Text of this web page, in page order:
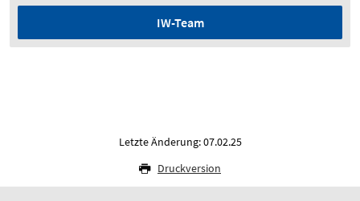
IW-Team
Letzte Änderung: 07.02.25
Druckversion